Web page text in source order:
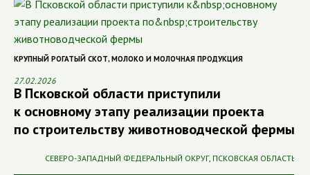
КРУПНЫЙ РОГАТЫЙ СКОТ, МОЛОКО И МОЛОЧНАЯ ПРОДУКЦИЯ
27.02.2026
В Псковской области приступили
к основному этапу реализации проекта
по строительству животноводческой фермы
СЕВЕРО-ЗАПАДНЫЙ ФЕДЕРАЛЬНЫЙ ОКРУГ, ПСКОВСКАЯ ОБЛАСТЬ